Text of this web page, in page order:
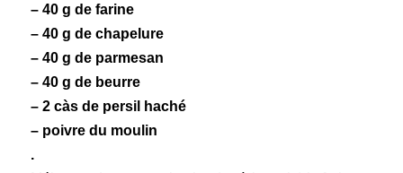
– 40 g de farine
– 40 g de chapelure
– 40 g de parmesan
– 40 g de beurre
– 2 càs de persil haché
– poivre du moulin
.